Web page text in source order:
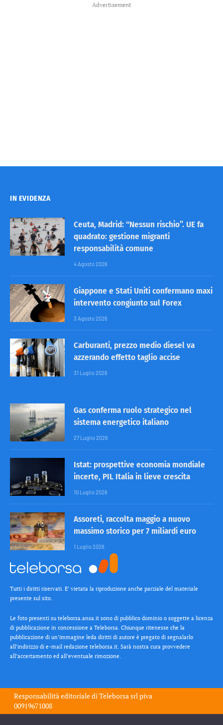
Advertisement
IN EVIDENZA
Ceuta, Madrid: “Nessun rischio”. UE fa
quadrato: gestione migranti
responsabilità comune
4 Agosto 2026
Giappone e Stati Uniti confermano maxi
intervento congiunto sul Forex
3 Agosto 2026
Carburanti, prezzo medio diesel va
azzerando effetto taglio accise
31 Luglio 2026
Gas conferma ruolo strategico nel
sistema energetico italiano
27 Luglio 2026
Istat: prospettive economia mondiale
incerte, PIL Italia in lieve crescita
10 Luglio 2026
Assoreti, raccolta maggio a nuovo
massimo storico per 7 miliardi euro
1 Luglio 2026
Tutti i diritti riservati. E’ vietata la riproduzione anche parziale del materiale
presente sul sito.
Le foto presenti su teleborsa.ansa.it sono di pubblico dominio o soggette a licenza
di pubblicazione in concessione a Teleborsa. Chiunque ritenesse che la
pubblicazione di un’immagine leda diritti di autore è pregato di segnalarlo
all’indirizzo di e-mail redazione teleborsa.it. Sarà nostra cura provvedere
all’accertamento ed all’eventuale rimozione.
Responsabilità editoriale diTeleborsa srl piva
00919671008